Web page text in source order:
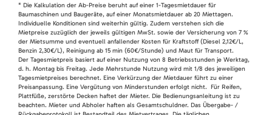
* Die Kalkulation der Ab-Preise beruht auf einer 1-Tagesmietdauer für
Baumaschinen und Baugeräte, auf einer Monatsmietdauer ab 20 Miettagen.
Individuelle Konditionen sind weiterhin gültig. Zudem verstehen sich die
Mietpreise zuzüglich der jeweils gültigen MwSt. sowie der Versicherung von 7 %
der Mietsumme und eventuell anfallender Kosten für Kraftstoff (Diesel 2,12€/L,
Benzin 2,30€/L), Reinigung ab 15 min (60€/Stunde) und Maut für Transport.
Der Tagesmietpreis basiert auf einer Nutzung von 8 Betriebsstunden je Werktag,
d. h. Montag bis Freitag. Jede Mehrstunde Nutzung wird mit 1/8 des jeweiligen
Tagesmietpreises berechnet. Eine Verkürzung der Mietdauer führt zu einer
Preisanpassung. Eine Vergütung von Minderstunden erfolgt nicht. Für Reifen,
Plattfüße, zerstörte Decken haftet der Mieter. Die Bedienungsanleitung ist zu
beachten. Mieter und Abholer haften als Gesamtschuldner. Das Übergabe- /